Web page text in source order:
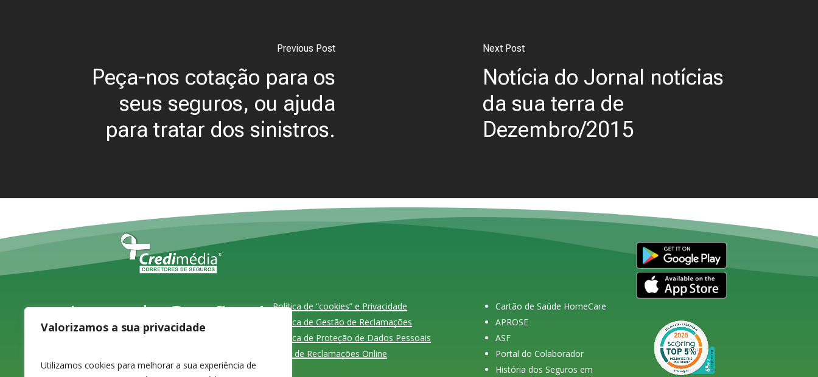
Valorizamos a sua privacidade
Utilizamos cookies para melhorar a sua experiência de
Previous Post
Peça-nos cotação para os
seus seguros, ou ajuda
para tratar dos sinistros.
Next Post
Notícia do Jornal notícias
da sua terra de
Dezembro/2015
Largo do Carvão, 4,Política de “cookies” e Privacidade
Política de Gestão de Reclamações
Política de Proteção de Dados Pessoais
Livro de Reclamações Online
Cartão de Saúde HomeCare
APROSE
ASF
Portal do Colaborador
História dos Seguros em